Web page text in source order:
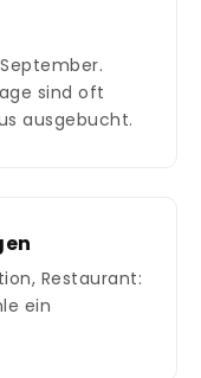
sind oft
ausgebucht.
Restaurant:
ein